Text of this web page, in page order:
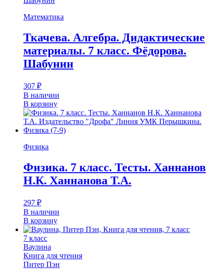
Математика
Ткачева. Алгебра. Дидактические
материалы. 7 класс. Фёдорова.
Шабунин
307 ₽
В наличии
В корзину
Физика
Физика. 7 класс. Тесты. Ханнанов
Н.К. Ханнанова Т.А.
297 ₽
В наличии
В корзину
7 класс
Ваулина
Книга для чтения
Питер Пэн